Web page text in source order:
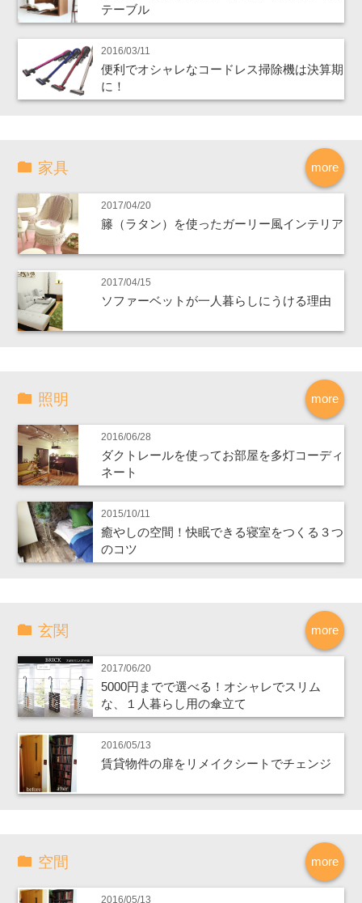
テーブル
2016/03/11
便利でオシャレなコードレス掃除機は決算期
に！
more
家具
2017/04/20
籐（ラタン）を使ったガーリー風インテリア
2017/04/15
ソファーベットが一人暮らしにうける理由
more
照明
2016/06/28
ダクトレールを使ってお部屋を多灯コーディ
ネート
2015/10/11
癒やしの空間！快眠できる寝室をつくる３つ
のコツ
more
玄関
2017/06/20
5000円までで選べる！オシャレでスリム
な、１人暮らし用の傘立て
2016/05/13
賃貸物件の扉をリメイクシートでチェンジ
more
空間
2016/05/13